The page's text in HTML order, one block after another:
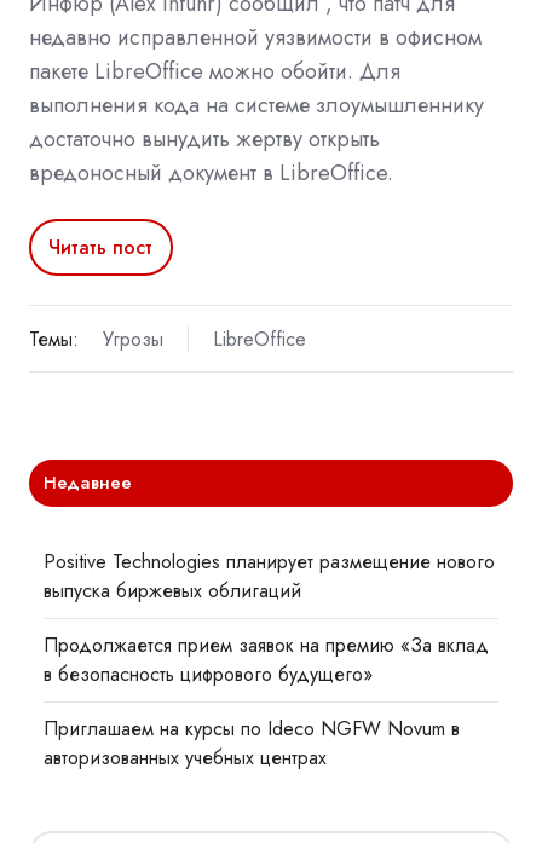
недавно исправленной уязвимости в офисном
пакете LibreOffice можно обойти. Для
выполнения кода на системе злоумышленнику
достаточно вынудить жертву открыть
вредоносный документ в LibreOffice.
Читать пост
Темы: Угрозы LibreOffice
Недавнее
Positive Technologies планирует размещение нового
выпуска биржевых облигаций
Продолжается прием заявок на премию «За вклад
в безопасность цифрового будущего»
Приглашаем на курсы по Ideco NGFW Novum в
авторизованных учебных центрах